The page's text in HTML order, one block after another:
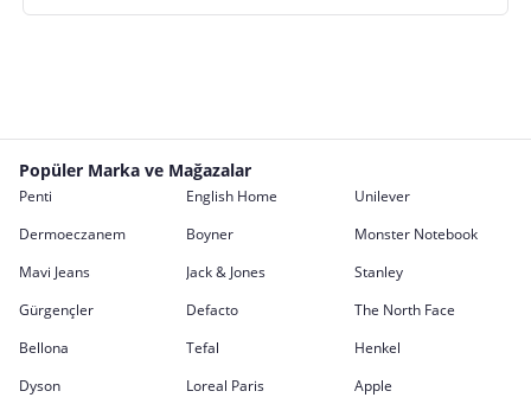
Popüler Marka ve Mağazalar
Penti English Home
Unilever
Dermoeczanem
Boyner
Monster Notebook
Mavi Jeans
Jack & Jones
Stanley
Gürgençler
Defacto
The North Face
Bellona
Tefal
Henkel
Dyson
Loreal Paris
Apple